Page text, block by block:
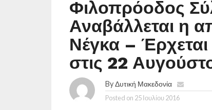
Φιλοπρόοδος
Αναβάλλεται η
Νέγκα –
στις 22
ByΔυτική Μακεδονία
Posted on 25 Ιουλίου 2016